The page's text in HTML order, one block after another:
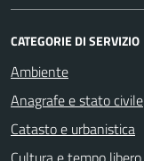
CATEGORIE DI SERVIZIO
Ambiente
Anagrafe e stato civile
Catasto e urbanistica